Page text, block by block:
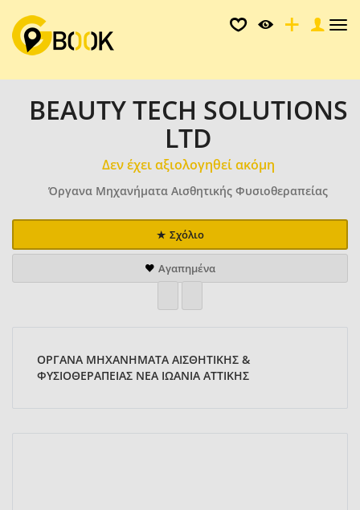
BEAUTY TECH SOLUTIONS
LTD
Δεν έχει αξιολογηθεί ακόμη
Όργανα Μηχανήματα Αισθητικής Φυσιοθεραπείας
Σχόλιο
Αγαπημένα
ΟΡΓΑΝΑ ΜΗΧΑΝΗΜΑΤΑ ΑΙΣΘΗΤΙΚΗΣ &
ΦΥΣΙΟΘΕΡΑΠΕΙΑΣ ΝΕΑ ΙΩΑΝΙΑ ΑΤΤΙΚΗΣ